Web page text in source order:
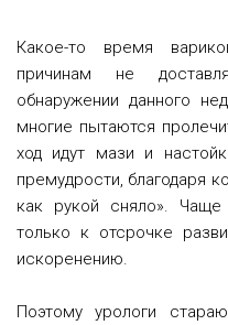
Какое-то время
причинам не
обнаружении данного
многие пытаются
ход идут мази и
премудрости, благодаря
как рукой сняло». Чаще
только к отсрочке
искоренению.
Поэтому урологи